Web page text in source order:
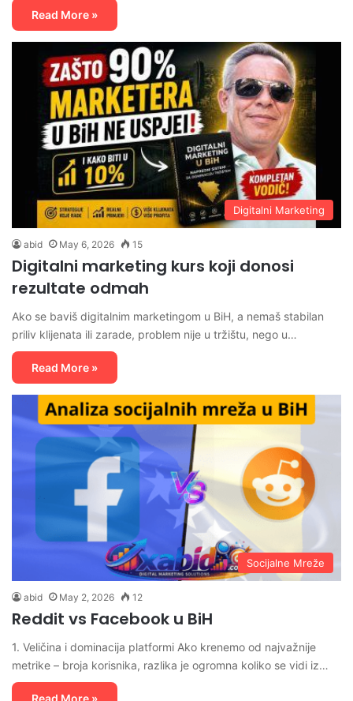
Read More »
Digitalni Marketing
abid May 6, 2026 15
Digitalni marketing kurs koji donosi
rezultate odmah
Ako se baviš digitalnim marketingom u BiH, a nemaš stabilan
priliv klijenata ili zarade, problem nije u tržištu, nego u…
Read More »
Socijalne Mreže
abid May 2, 2026 12
Reddit vs Facebook u BiH
1. Veličina i dominacija platformi Ako krenemo od najvažnije
metrike – broja korisnika, razlika je ogromna koliko se vidi iz…
Read More »